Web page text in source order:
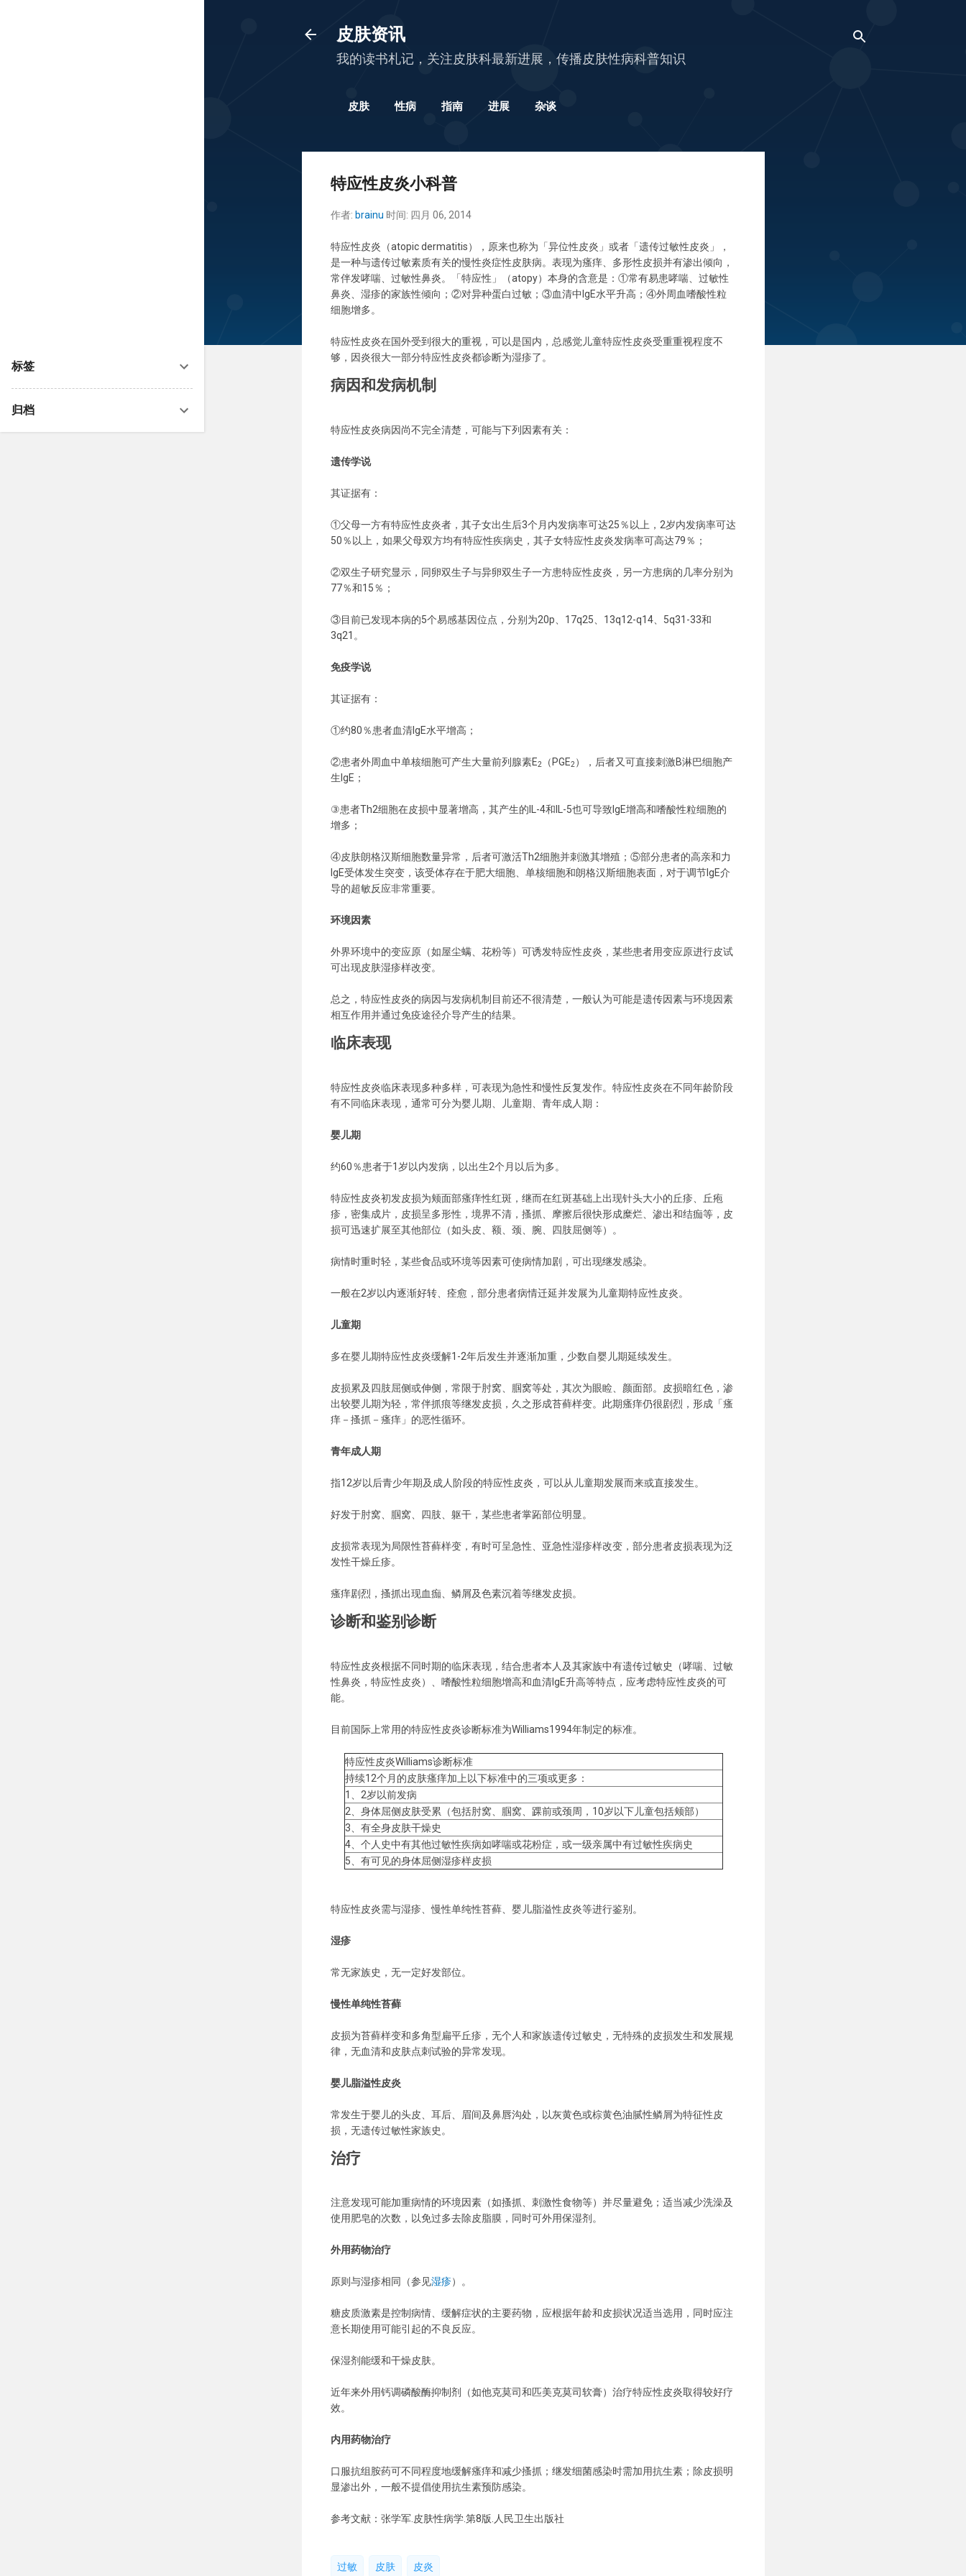
皮肤资讯
我的读书札记，关注皮肤科最新进展，传播皮肤性病科普知识
皮肤 性病 指南 进展 杂谈
特应性皮炎小科普
作者: brainu 时间: 四月 06, 2014
特应性皮炎（atopic dermatitis），原来也称为「异位性皮炎」或者「遗传过敏性皮炎」，
是一种与遗传过敏素质有关的慢性炎症性皮肤病。表现为瘙痒、多形性皮损并有渗出倾向，
常伴发哮喘、过敏性鼻炎。「特应性」（atopy）本身的含意是：①常有易患哮喘、过敏性
鼻炎、湿疹的家族性倾向；②对异种蛋白过敏；③血清中IgE水平升高；④外周血嗜酸性粒
细胞增多。
特应性皮炎在国外受到很大的重视，可以是国内，总感觉儿童特应性皮炎受重重视程度不
够，因炎很大一部分特应性皮炎都诊断为湿疹了。
病因和发病机制
特应性皮炎病因尚不完全清楚，可能与下列因素有关：
遗传学说
其证据有：
①父母一方有特应性皮炎者，其子女出生后3个月内发病率可达25％以上，2岁内发病率可达
50％以上，如果父母双方均有特应性疾病史，其子女特应性皮炎发病率可高达79％；
②双生子研究显示，同卵双生子与异卵双生子一方患特应性皮炎，另一方患病的几率分别为
77％和15％；
③目前已发现本病的5个易感基因位点，分别为20p、17q25、13q12-q14、5q31-33和
3q21。
免疫学说
其证据有：
①约80％患者血清IgE水平增高；
②患者外周血中单核细胞可产生大量前列腺素E2 （PGE2），后者又可直接刺激B淋巴细胞产
生IgE；
③患者Th2细胞在皮损中显著增高，其产生的IL-4和IL-5也可导致IgE增高和嗜酸性粒细胞的
增多；
④皮肤朗格汉斯细胞数量异常，后者可激活Th2细胞并刺激其增殖；⑤部分患者的高亲和力
IgE受体发生突变，该受体存在于肥大细胞、单核细胞和朗格汉斯细胞表面，对于调节IgE介
导的超敏反应非常重要。
环境因素
外界环境中的变应原（如屋尘螨、花粉等）可诱发特应性皮炎，某些患者用变应原进行皮试
可出现皮肤湿疹样改变。
总之，特应性皮炎的病因与发病机制目前还不很清楚，一般认为可能是遗传因素与环境因素
相互作用并通过免疫途径介导产生的结果。
临床表现
特应性皮炎临床表现多种多样，可表现为急性和慢性反复发作。特应性皮炎在不同年龄阶段
有不同临床表现，通常可分为婴儿期、儿童期、青年成人期：
婴儿期
约60％患者于1岁以内发病，以出生2个月以后为多。
特应性皮炎初发皮损为颊面部瘙痒性红斑，继而在红斑基础上出现针头大小的丘疹、丘疱
疹，密集成片，皮损呈多形性，境界不清，搔抓、摩擦后很快形成糜烂、渗出和结痂等，皮
损可迅速扩展至其他部位（如头皮、额、颈、腕、四肢屈侧等）。
病情时重时轻，某些食品或环境等因素可使病情加剧，可出现继发感染。
一般在2岁以内逐渐好转、痊愈，部分患者病情迁延并发展为儿童期特应性皮炎。
儿童期
多在婴儿期特应性皮炎缓解1-2年后发生并逐渐加重，少数自婴儿期延续发生。
皮损累及四肢屈侧或伸侧，常限于肘窝、腘窝等处，其次为眼睑、颜面部。皮损暗红色，渗
出较婴儿期为轻，常伴抓痕等继发皮损，久之形成苔藓样变。此期瘙痒仍很剧烈，形成「瘙
痒－搔抓－瘙痒」的恶性循环。
青年成人期
指12岁以后青少年期及成人阶段的特应性皮炎，可以从儿童期发展而来或直接发生。
好发于肘窝、腘窝、四肢、躯干，某些患者掌跖部位明显。
皮损常表现为局限性苔藓样变，有时可呈急性、亚急性湿疹样改变，部分患者皮损表现为泛
发性干燥丘疹。
瘙痒剧烈，搔抓出现血痂、鳞屑及色素沉着等继发皮损。
诊断和鉴别诊断
特应性皮炎根据不同时期的临床表现，结合患者本人及其家族中有遗传过敏史（哮喘、过敏
性鼻炎，特应性皮炎）、嗜酸性粒细胞增高和血清IgE升高等特点，应考虑特应性皮炎的可
能。
目前国际上常用的特应性皮炎诊断标准为Williams1994年制定的标准。
特应性皮炎Williams诊断标准
持续12个月的皮肤瘙痒加上以下标准中的三项或更多：
1、2岁以前发病
2、身体屈侧皮肤受累（包括肘窝、腘窝、踝前或颈周，10岁以下儿童包括颊部）
3、有全身皮肤干燥史
4、个人史中有其他过敏性疾病如哮喘或花粉症，或一级亲属中有过敏性疾病史
5、有可见的身体屈侧湿疹样皮损
特应性皮炎需与湿疹、慢性单纯性苔藓、婴儿脂溢性皮炎等进行鉴别。
湿疹
常无家族史，无一定好发部位。
慢性单纯性苔藓
皮损为苔藓样变和多角型扁平丘疹，无个人和家族遗传过敏史，无特殊的皮损发生和发展规
律，无血清和皮肤点刺试验的异常发现。
婴儿脂溢性皮炎
常发生于婴儿的头皮、耳后、眉间及鼻唇沟处，以灰黄色或棕黄色油腻性鳞屑为特征性皮
损，无遗传过敏性家族史。
治疗
注意发现可能加重病情的环境因素（如搔抓、刺激性食物等）并尽量避免；适当减少洗澡及
使用肥皂的次数，以免过多去除皮脂膜，同时可外用保湿剂。
外用药物治疗
原则与湿疹相同（参见湿疹）。
糖皮质激素是控制病情、缓解症状的主要药物，应根据年龄和皮损状况适当选用，同时应注
意长期使用可能引起的不良反应。
保湿剂能缓和干燥皮肤。
近年来外用钙调磷酸酶抑制剂（如他克莫司和匹美克莫司软膏）治疗特应性皮炎取得较好疗
效。
内用药物治疗
口服抗组胺药可不同程度地缓解瘙痒和减少搔抓；继发细菌感染时需加用抗生素；除皮损明
显渗出外，一般不提倡使用抗生素预防感染。
参考文献：张学军.皮肤性病学.第8版.人民卫生出版社
过敏 皮肤 皮炎
标签
归档